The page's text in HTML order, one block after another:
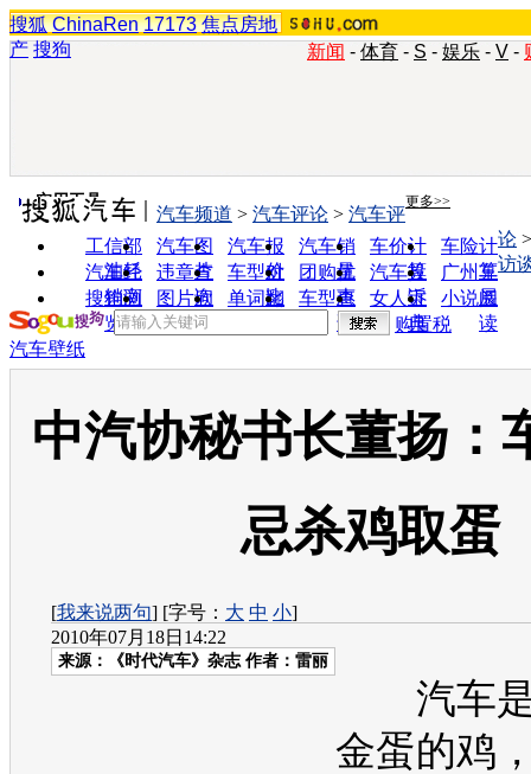
搜狐 ChinaRen 17173 焦点房地
产 搜狗 新闻 - 体育 - S - 娱乐 - V -
实用工具 更多>>
工信部
油耗
汽车图
片
汽车报
价
汽车销
量
车价计
算
车险计
算
汽车经
销商
违章查
询
车型对
比
团购优
惠
汽车投
诉
广州车
展
搜狗浏
览器
图片欣
赏
单词翻
车型查
询
女人宝
典
小说阅
读
汽车频道 > 汽车评论 > 汽车评
论
访
购置税
汽车壁纸
中汽协秘书长董扬：
忌杀鸡取蛋
[我来说两句] [字号： 大 中 小]
2010年07月18日14:22
来源： 《时代汽车》杂志 作者：雷丽
汽车
金蛋的鸡